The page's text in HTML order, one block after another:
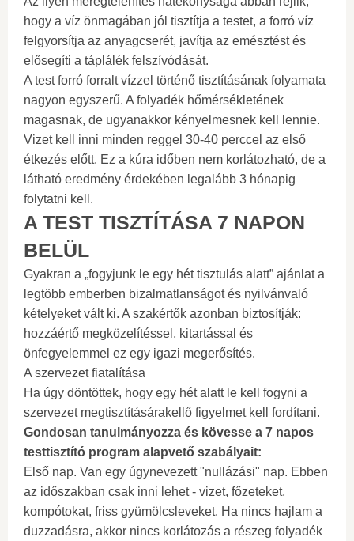
hogy a víz önmagában jól tisztítja a testet, a forró víz
felgyorsítja az anyagcserét, javítja az emésztést és
elősegíti a táplálék felszívódását.
A test forró forralt vízzel történő tisztításának folyamata
nagyon egyszerű. A folyadék hőmérsékletének
magasnak, de ugyanakkor kényelmesnek kell lennie.
Vizet kell inni minden reggel 30-40 perccel az első
étkezés előtt. Ez a kúra időben nem korlátozható, de a
látható eredmény érdekében legalább 3 hónapig
folytatni kell.
A TEST TISZTÍTÁSA 7 NAPON
BELÜL
Gyakran a „fogyjunk le egy hét tisztulás alatt” ajánlat a
legtöbb emberben bizalmatlanságot és nyilvánvaló
kételyeket vált ki. A szakértők azonban biztosítják:
hozzáértő megközelítéssel, kitartással és
önfegyelemmel ez egy igazi megerősítés.
A szervezet fiatalítása
Ha úgy döntöttek, hogy egy hét alatt le kell fogyni a
szervezet megtisztításárakellő figyelmet kell fordítani.
Gondosan tanulmányozza és kövesse a 7 napos
testtisztító program alapvető szabályait:
Első nap. Van egy úgynevezett "nullázási" nap. Ebben
az időszakban csak inni lehet - vizet, főzeteket,
kompótokat, friss gyümölcsleveket. Ha nincs hajlam a
duzzadásra, akkor nincs korlátozás a részeg folyadék